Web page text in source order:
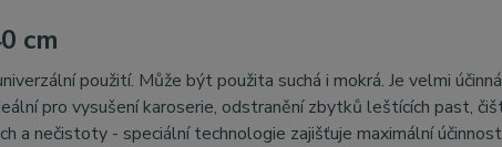
cm
použití. Může být použita suchá i mokrá. Je velmi
pro vysušení karoserie, odstranění zbytků leštících past,
a nečistoty - speciální technologie zajišťuje maximální